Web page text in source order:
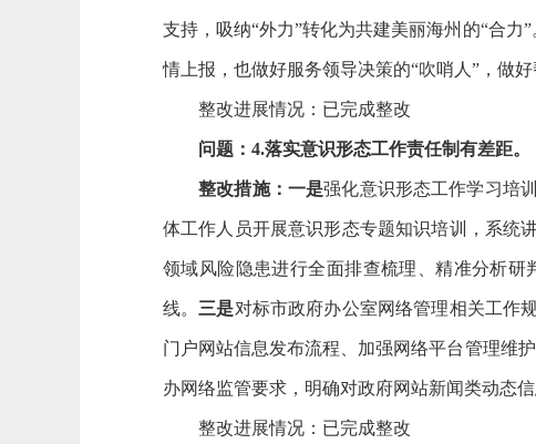
支持，吸纳“外力”转化为共建美丽海州的“合力”
情上报，也做好服务领导决策的“吹哨人”，做好
整改进展情况：已完成整改
问题：4.落实意识形态工作责任制有差距。
整改措施：一是强化意识形态工作学习培
体工作人员开展意识形态专题知识培训，系统
领域风险隐患进行全面排查梳理、精准分析
线。 三是对标市政府办公室网络管理相关工作
门户网站信息发布流程、加强网络平台管理维护
办网络监管要求， 明确对政府网站新闻类动态
整改进展情况：已完成整改